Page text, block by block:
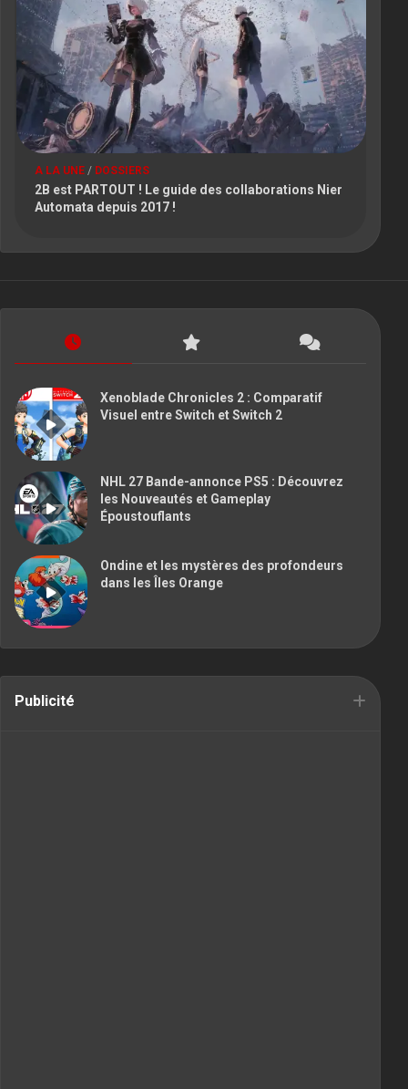
A LA UNE / DOSSIERS
2B est PARTOUT ! Le guide des collaborations Nier
Automata depuis 2017 !
Xenoblade Chronicles 2 : Comparatif
Visuel entre Switch et Switch 2
NHL 27 Bande-annonce PS5 : Découvrez
les Nouveautés et Gameplay
Époustouflants
Ondine et les mystères des profondeurs
dans les Îles Orange
Publicité